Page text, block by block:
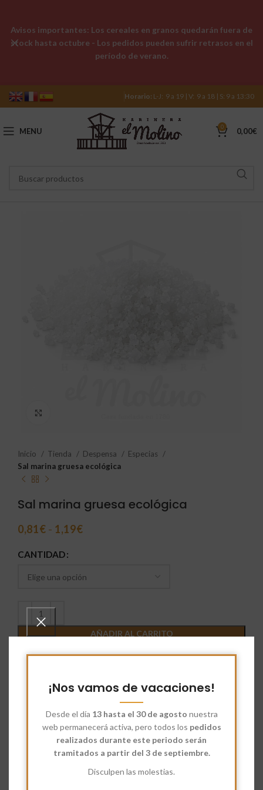
¡Nos vamos de vacaciones!
Desde el día 13 hasta el 30 de agosto nuestra
web permanecerá activa, pero todos los pedidos
realizados durante este periodo serán
tramitados a partir del 3 de septiembre.
Disculpen las molestias.
Horario: L-J: 9 a 19 | V: 9 a 18 | S: 9 a 13:30
MENU 0 0,00€
Inicio Tienda Despensa
Especias
Sal marina gruesa ecológica
Sal marina gruesa ecológica
0,81€ - 1,19€
CANTIDAD
AÑADIR AL CARRITO
Comparar Añadir a deseados
6777030
Categoría:Especias
Avisos importantes: Los cereales en granos quedarán fuera de
stock hasta octubre - Los pedidos pueden sufrir retrasos en el
período de verano.